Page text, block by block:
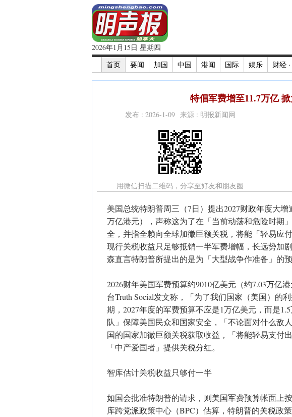
2026年1月15日 星期四
首页
要闻 加国 中国 港闻 国际 娱乐 财经
特倡军费增至11.7万亿
发布 : 2026-1-09 来源 : 明报新闻网
用微信扫描二维码，分享至好友和朋友圈
美国总统特朗普周三（7日）提出2027财政年度大
万亿港元），声称这为了在「当前动荡和危险时期
全，并指全赖向全球加徵巨额关税，将能「轻易应
现行关税收益只足够抵销一半军费增幅，长远势加
森直言特朗普所提出的是为「大型战争作准备」的预
2026财年美国军费预算约9010亿美元（约7.03万亿
台Truth Social发文称，「为了我们国家（美国）的
期，2027年度的军费预算不应是1万亿美元，而是
队」保障美国民众和国家安全，「不论面对什么敌
国的国家加徵巨额关税获取收益，「将能轻易支付
「中产爱国者」提供关税分红。
智库估计关税收益只够付一半
如国会批准特朗普的请求，则美国军费预算帐面上
库跨党派政策中心（BPC）估算，特朗普的关税政